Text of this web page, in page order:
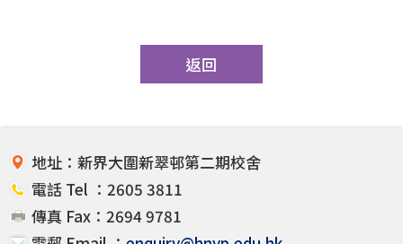
返回
地址：新界大圍新翠邨第二期校舍
電話 Tel ：2605 3811
傳真 Fax：2694 9781